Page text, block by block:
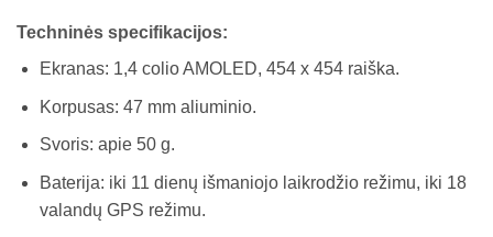
Techninės specifikacijos:
Ekranas: 1,4 colio AMOLED, 454 x 454 raiška.
Korpusas: 47 mm aliuminio.
Svoris: apie 50 g.
Baterija: iki 11 dienų išmaniojo laikrodžio režimu, iki 18
valandų GPS režimu.